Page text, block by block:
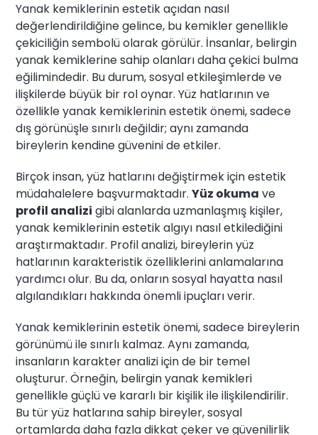
Yanak kemiklerinin estetik açıdan nasıl
değerlendirildiğine gelince, bu kemikler genellikle
çekiciliğin sembolü olarak görülür. İnsanlar, belirgin
yanak kemiklerine sahip olanları daha çekici bulma
eğilimindedir. Bu durum, sosyal etkileşimlerde ve
ilişkilerde büyük bir rol oynar. Yüz hatlarının ve
özellikle yanak kemiklerinin estetik önemi, sadece
dış görünüşle sınırlı değildir; aynı zamanda
bireylerin kendine güvenini de etkiler.
Birçok insan, yüz hatlarını değiştirmek için estetik
müdahalelere başvurmaktadır.Yüz okuma ve
profil analizi gibi alanlarda uzmanlaşmış kişiler,
yanak kemiklerinin estetik algıyı nasıl etkilediğini
araştırmaktadır. Profil analizi, bireylerin yüz
hatlarının karakteristik özelliklerini anlamalarına
yardımcı olur. Bu da, onların sosyal hayatta nasıl
algılandıkları hakkında önemli ipuçları verir.
Yanak kemiklerinin estetik önemi, sadece bireylerin
görünümü ile sınırlı kalmaz. Aynı zamanda,
insanların karakter analizi için de bir temel
oluşturur. Örneğin, belirgin yanak kemikleri
genellikle güçlü ve kararlı bir kişilik ile ilişkilendirilir.
Bu tür yüz hatlarına sahip bireyler, sosyal
ortamlarda daha fazla dikkat çeker ve güvenilirlik